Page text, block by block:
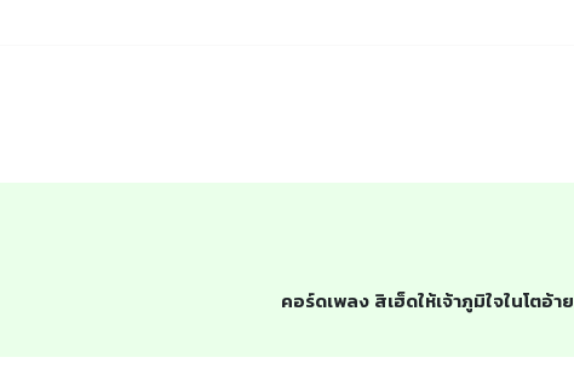
คอร์ดเพลง สิเฮ็ดให้เจ้าภูมิใจในโตอ้าย